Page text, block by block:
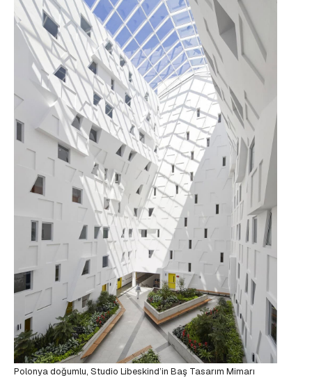
Polonya doğumlu, Studio Libeskind’in Baş Tasarım Mimarı